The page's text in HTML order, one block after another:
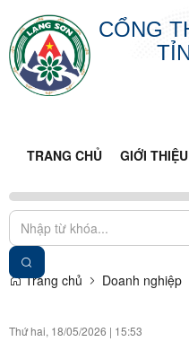
CỔNG
TRANG CHỦ GIỚI THIỆU
Trang chủ Doanh nghiệp
Thứ hai, 18/05/2026 | 15:53